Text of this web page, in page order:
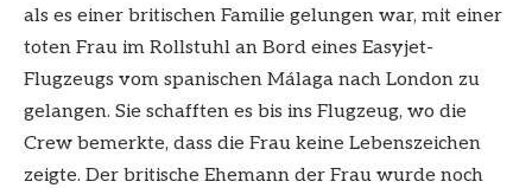
als es einer britischen Familie gelungen war, mit einer
toten Frau im Rollstuhl an Bord eines Easyjet-
Flugzeugs vom spanischen Málaga nach London zu
gelangen. Sie schafften es bis ins Flugzeug, wo die
Crew bemerkte, dass die Frau keine Lebenszeichen
zeigte. Der britische Ehemann der Frau wurde noch